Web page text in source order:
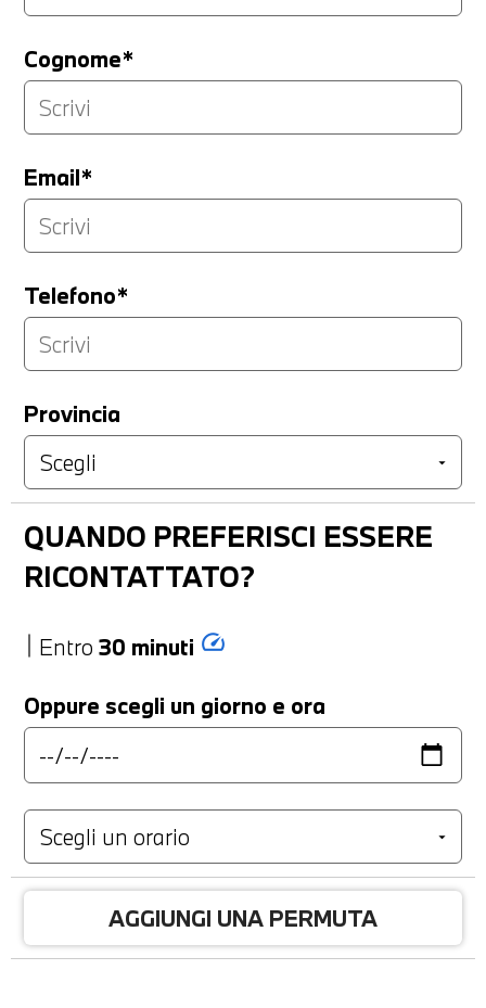
Cognome*
Email*
Telefono*
Provincia
QUANDO PREFERISCI ESSERE
RICONTATTATO?
Entro 30 minuti speed
Oppure scegli un giorno e ora
AGGIUNGI UNA PERMUTA